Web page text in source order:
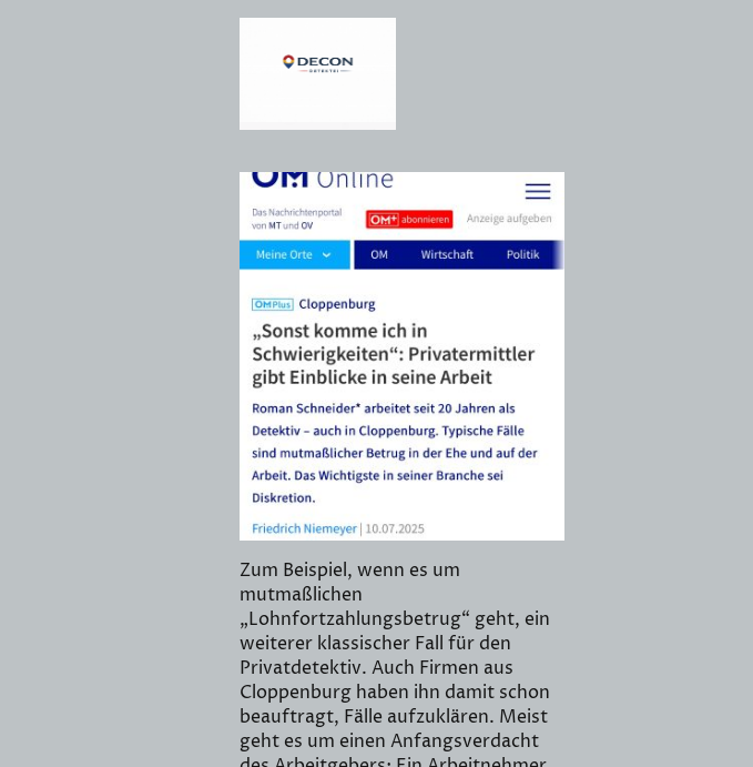
Zum Beispiel, wenn es um
mutmaßlichen
„Lohnfortzahlungsbetrug“ geht, ein
weiterer klassischer Fall für den
Privatdetektiv. Auch Firmen aus
Cloppenburg haben ihn damit schon
beauftragt, Fälle aufzuklären. Meist
geht es um einen Anfangsverdacht